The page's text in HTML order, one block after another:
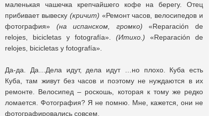
маленькая чашечка крепчайшего кофе на берегу. Отец
прибивает вывеску (кричит) «Ремонт часов, велосипедов и
фотография» (на испанском, громко) «Reparación de
relojes, bicicletas y fotografía». (Итихо .) «Reparación de
relojes, bicicletas y fotografía».
Да-да. Да…Дела идут, дела идут …но плохо. Куба есть
Куба, там живут без часов и поэтому не нуждаются в их
ремонте. Велосипед – роскошь, которая к тому же редко
ломается. Фотография? Я не помню. Мне, кажется, они не
фотографировались совсем.